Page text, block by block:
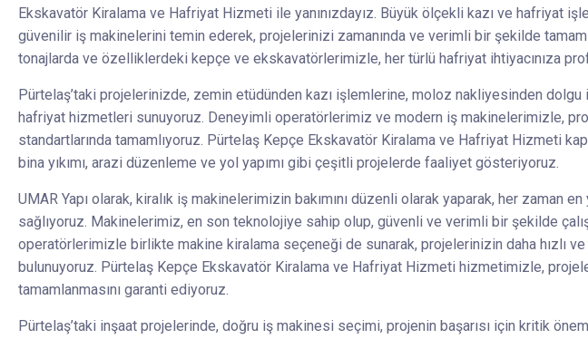
Ekskavatör Kiralama ve Hafriyat Hizmeti ile yanınızdayız. Büyük ölçekli kazı ve hafriyat
güvenilir iş makinelerini temin ederek, projelerinizi zamanında ve verimli bir şekilde
tonajlarda ve özelliklerdeki kepçe ve ekskavatörlerimizle, her türlü hafriyat ihtiyacınıza
Pürtelaş’taki projelerinizde, zemin etüdünden kazı işlemlerine, moloz nakliyesinden
hafriyat hizmetleri sunuyoruz. Deneyimli operatörlerimiz ve modern iş makinelerimizle,
standartlarında tamamlıyoruz. Pürtelaş Kepçe Ekskavatör Kiralama ve Hafriyat Hizmeti
bina yıkımı, arazi düzenleme ve yol yapımı gibi çeşitli projelerde faaliyet gösteriyoruz.
UMAR Yapı olarak, kiralık iş makinelerimizin bakımını düzenli olarak yaparak, her zaman
sağlıyoruz. Makinelerimiz, en son teknolojiye sahip olup, güvenli ve verimli bir şekilde
operatörlerimizle birlikte makine kiralama seçeneği de sunarak, projelerinizin daha hızlı
bulunuyoruz. Pürtelaş Kepçe Ekskavatör Kiralama ve Hafriyat Hizmeti hizmetimizle,
tamamlanmasını garanti ediyoruz.
Pürtelaş’taki inşaat projelerinde, doğru iş makinesi seçimi, projenin başarısı için kritik